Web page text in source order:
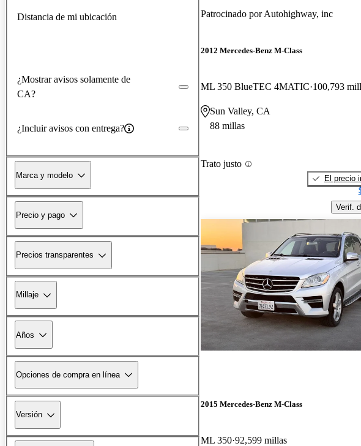
Distancia de mi ubicación
¿Mostrar avisos solamente de
CA?
¿Incluir avisos con entrega?
Marca y modelo
Precio y pago
Precios transparentes
Millaje
Años
Opciones de compra en línea
Versión
Patrocinado porAutohighway, inc
2012 Mercedes-Benz M-Class
ML 350 BlueTEC 4MATIC 100,793
Sun Valley, CA
88 millas
Trato justo
El precio
Verif.
2015 Mercedes-Benz M-Class
ML 350 92,599 millas